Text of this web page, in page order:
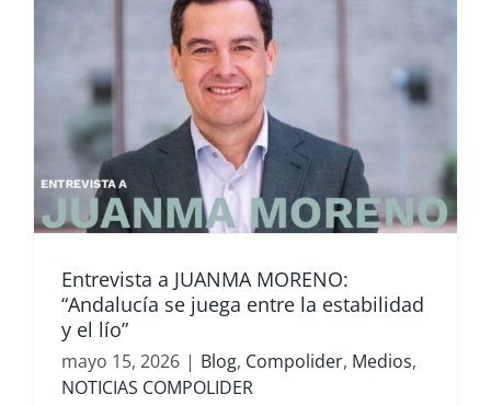
Entrevista a JUANMA MORENO:
“Andalucía se juega entre la estabilidad
y el lío”
mayo 15, 2026 | Blog, Compolider, Medios,
NOTICIAS COMPOLIDER